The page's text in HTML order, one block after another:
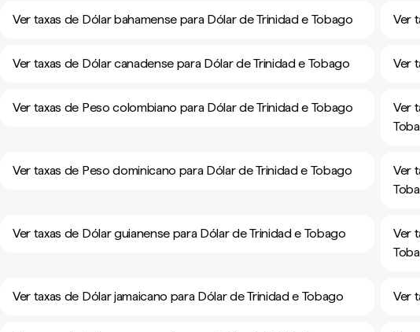
Ver taxas de Dólar bahamense para Dólar de Trinidad e Tobago Ver
Ver taxas de Dólar canadense para Dólar de Trinidad e Tobago Ver
Ver taxas de Peso colombiano para Dólar de Trinidad e Tobago
Ver
Ver taxas de Peso dominicano para Dólar de Trinidad e Tobago
Ver
Ver taxas de Dólar guianense para Dólar de Trinidad e Tobago
Ver
Ver taxas de Dólar jamaicano para Dólar de Trinidad e Tobago Ver